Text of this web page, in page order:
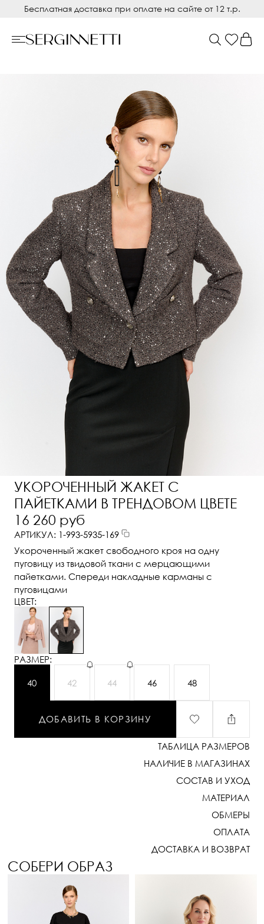
Бесплатная доставка при оплате на сайте от 12 т.р.
УКОРОЧЕННЫЙ ЖАКЕТ С
ПАЙЕТКАМИ В ТРЕНДОВОМ ЦВЕТЕ
16 260 руб
АРТИКУЛ: 1-993-5935-169
Укороченный жакет свободного кроя на одну
пуговицу из твидовой ткани с мерцающими
пайетками. Спереди накладные карманы с
пуговицами
ЦВЕТ:
РАЗМЕР:
40 42 44 46 48
ДОБАВИТЬ В КОРЗИНУ
ТАБЛИЦА РАЗМЕРОВ
НАЛИЧИЕ В МАГАЗИНАХ
СОСТАВ И УХОД
МАТЕРИАЛ
ОБМЕРЫ
ОПЛАТА
ДОСТАВКА И ВОЗВРАТ
СОБЕРИ ОБРАЗ